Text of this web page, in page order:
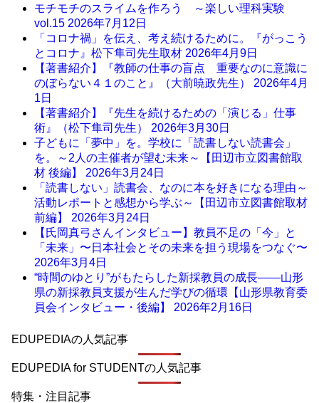
モチモチのスライムを作ろう ～楽しい理科実験
vol.15 2026年7月12日
「コロナ禍」を伝え、考え続けるために。『がっこう
とコロナ』松下隼司先生取材 2026年4月9日
【著書紹介】『教師の仕事の盲点 重要なのに意識に
のぼらない４１のこと』（大前暁政先生） 2026年4月
1日
【著書紹介】『先生を続けるための「演じる」仕事
術』（松下隼司先生） 2026年3月30日
子どもに「夢中」を。学校に「読書しない読書会」
を。～2人の主催者が望む未来～【田辺市立図書館取
材 後編】 2026年3月24日
「読書しない」読書会、なのに本を好きになる理由～
活動レポートと感想から学ぶ～【田辺市立図書館取材
前編】 2026年3月24日
【氏岡真弓さんインタビュー】教員不足の「今」と
「未来」〜日本社会とその未来を担う現場をつなぐ〜
2026年3月4日
“時間のゆとり”がもたらした新採教員の成長――山形
県の新採教員支援が生んだ学びの循環【山形県教育委
員会インタビュー・後編】 2026年2月16日
EDUPEDIAの人気記事
EDUPEDIA for STUDENTの人気記事
特集・注目記事